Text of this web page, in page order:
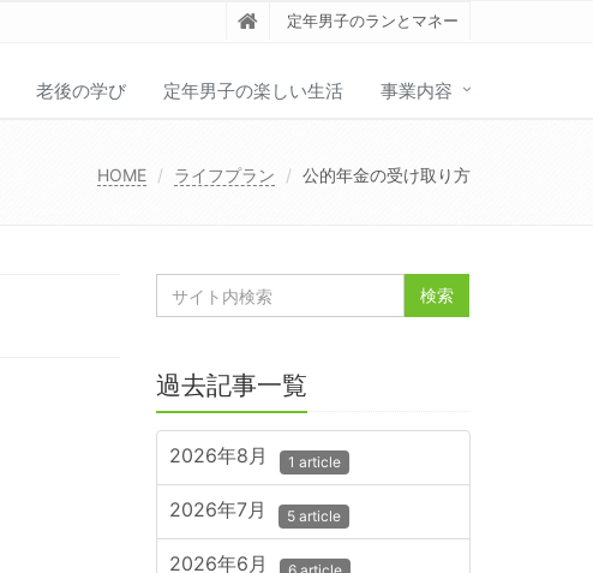
定年男子のランとマネー
老後の学び 定年男子の楽しい生活 事業内容
HOME ライフプラン 公的年金の受け取り方
過去記事一覧
2026年8月 1 article
2026年7月 5 article
2026年6月